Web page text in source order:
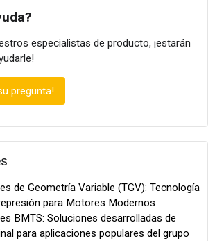
especialistas de producto, ¡estarán
pregunta!
de Geometría Variable (TGV): Tecnología
para Motores Modernos
BMTS: Soluciones desarrolladas de
para aplicaciones populares del grupo